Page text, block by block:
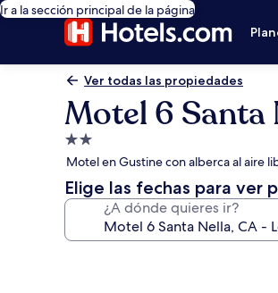
Ir a la sección principal de la página
Ver todas las propiedades
Motel 6 Santa
Propiedad
de
2.0
estrellas
Motel en Gustine con alberca al aire
Elige las fechas para ver
¿A dónde quieres ir?